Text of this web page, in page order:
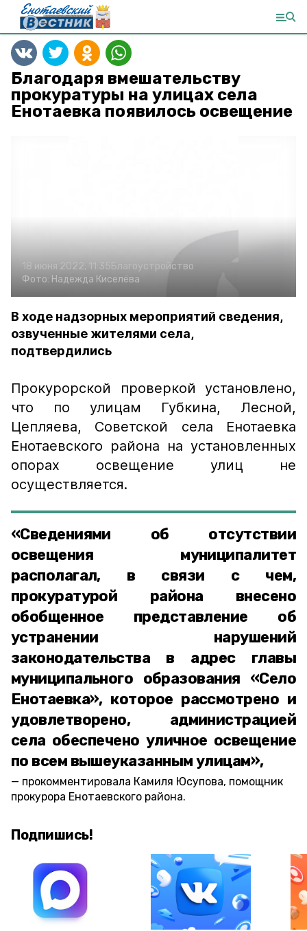
Благодаря вмешательству
прокуратуры на улицах села
Енотаевка появилось освещение
18 июня 2022, 11:35Благоустройство
Фото: Надежда Киселёва
В ходе надзорных мероприятий сведения,
озвученные жителями села,
подтвердились
Прокурорской проверкой установлено,
что по улицам Губкина, Лесной,
Цепляева, Советской села Енотаевка
Енотаевского района на установленных
опорах освещение улиц не
осуществляется.
«Сведениями об отсутствии
освещения муниципалитет
располагал, в связи с чем,
прокуратурой района внесено
обобщенное представление об
устранении нарушений
законодательства в адрес главы
муниципального образования «Село
Енотаевка», которое рассмотрено и
удовлетворено, администрацией
села обеспечено уличное освещение
по всем вышеуказанным улицам»,
прокомментировала Камиля Юсупова, помощник
прокурора Енотаевского района.
Подпишись!